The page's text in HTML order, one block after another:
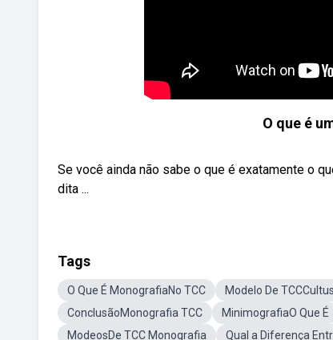
O que é
Se você ainda não sabe o que é exatamente o
dita ...
Tags
O Que É MonografiaNo TCC Modelo De TCCCultus
ConclusãoMonografia TCC
MinimografiaO Que É
ModeosDe TCC Monografia
Qual a Diferença